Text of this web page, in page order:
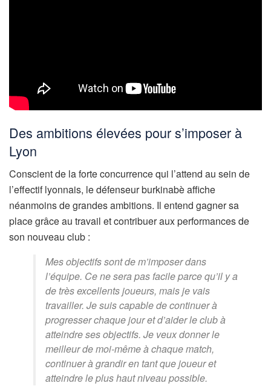
Des ambitions élevées pour s’imposer à
Lyon
Conscient de la forte concurrence qui l’attend au sein de
l’effectif lyonnais, le défenseur burkinabè affiche
néanmoins de grandes ambitions. Il entend gagner sa
place grâce au travail et contribuer aux performances de
son nouveau club :
Mes objectifs sont de m’imposer dans
l’équipe. Ce ne sera pas facile parce qu’il y a
de très excellents joueurs, mais je vais
travailler. Je suis capable de continuer à
progresser chaque jour et d’aider le club à
atteindre ses objectifs. Je veux donner le
meilleur de moi-même à chaque match,
continuer à grandir en tant que joueur et
atteindre le plus haut niveau possible.